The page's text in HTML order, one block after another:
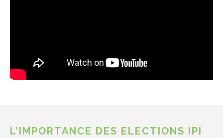
L’IMPORTANCE DES ELECTIONS IPI